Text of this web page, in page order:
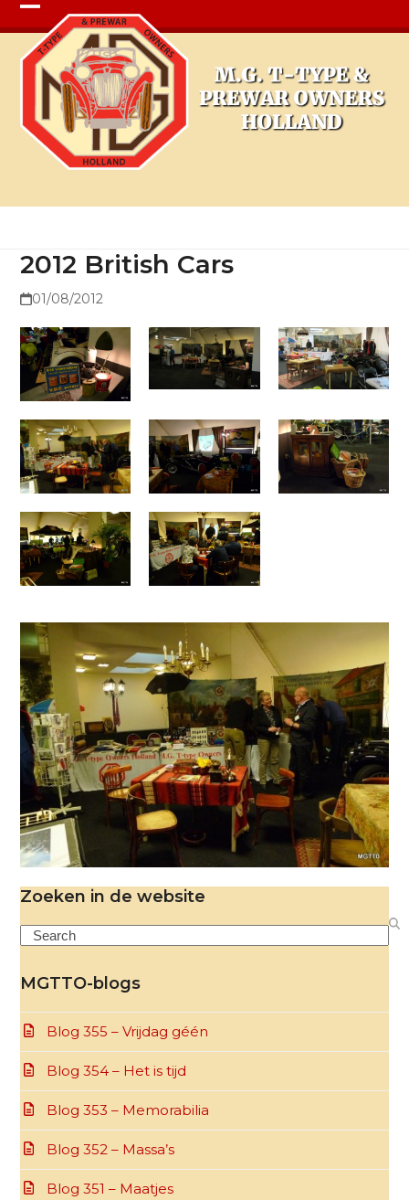
Open
mobile
menu
Close
mobile
menu
2012 British Cars
01/08/2012
Zoeken in de website
Search
MGTTO-blogs
Blog 355 – Vrijdag géén
Blog 354 – Het is tijd
Blog 353 – Memorabilia
Blog 352 – Massa’s
Blog 351 – Maatjes